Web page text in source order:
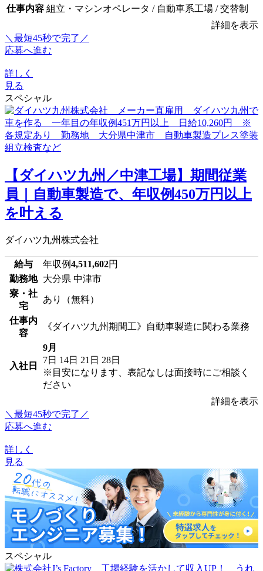
仕事内容 組立・マシンオペレータ / 自動車系工場 / 交替制
詳細を表示
＼最短45秒で完了／
応募へ進む
詳しく
見る
スペシャル
【ダイハツ九州／中津工場】期間従業
員｜自動車製造で、年収例450万円以上
を叶える
ダイハツ九州株式会社
給与 年収例4,511,602円
勤務地 大分県 中津市
寮・社
宅
あり（無料）
仕事内
容
《ダイハツ九州期間工》自動車製造に関わる業務
入社日
9月
7日 14日 21日 28日
※目安になります、表記なしは面接時にご相談く
ださい
詳細を表示
＼最短45秒で完了／
応募へ進む
詳しく
見る
スペシャル